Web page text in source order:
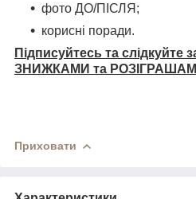
фото ДО/ПІСЛЯ;
корисні поради.
Підписуйтесь та слідкуйте
ЗНИЖКАМИ та
Приховати